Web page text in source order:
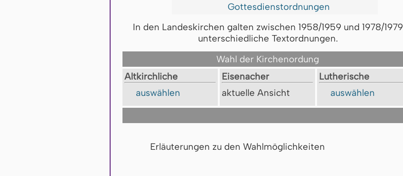
Gottesdienstordnungen
In den Landeskirchen galten zwischen 1958/1959 und 1978/1979
unterschiedliche Textordnungen.
Wahl der Kirchenordung
Altkirchliche
auswählen
Ei­se­na­cher
ak­tu­el­le An­sicht
Lu­the­ri­sche
auswählen
Erläuterungen zu den Wahlmöglichkeiten